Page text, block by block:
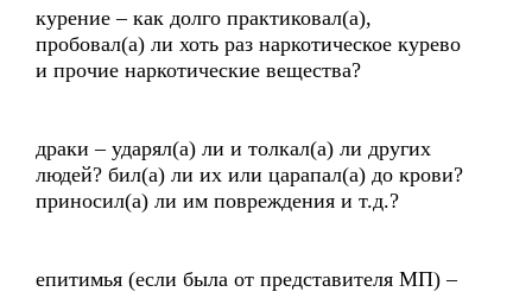
курение – как долго практиковал(а),
пробовал(а) ли хоть раз наркотическое курево
и прочие наркотические вещества?
драки – ударял(а) ли и толкал(а) ли других
людей? бил(а) ли их или царапал(а) до крови?
приносил(а) ли им повреждения и т.д.?
епитимья (если была от представителя МП) –